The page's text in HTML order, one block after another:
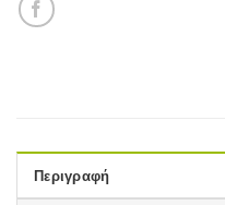
Περιγραφή